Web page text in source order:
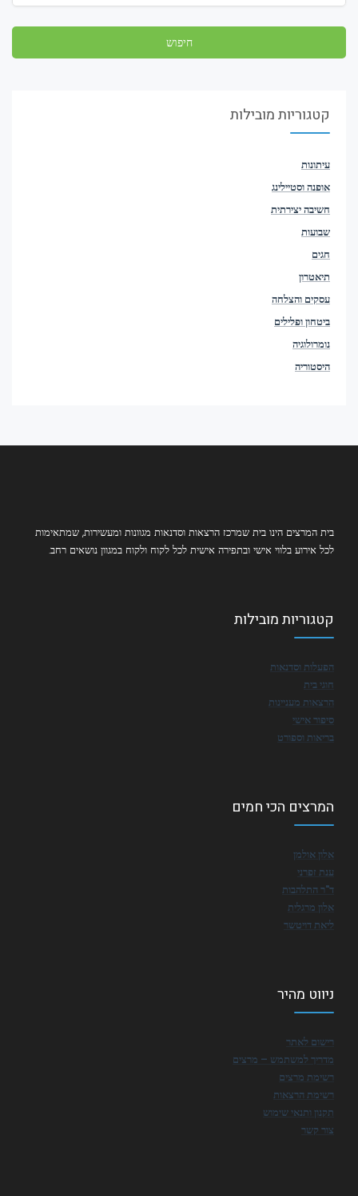
קטגוריות מובילות
עיתונות
אופנה וסטיילינג
חשיבה יצירתית
שבועות
חגים
תיאטרון
עסקים והצלחה
ביטחון ופלילים
נומרולוגיה
היסטוריה
בית המרצים הינו בית שמרכז הרצאות וסדנאות מגוונות ומעשירות, שמתאימות
לכל אירוע בלווי אישי ובתפירה אישית לכל לקוח ולקוח במגוון נושאים רחב.
קטגוריות מובילות
הפעלות וסדנאות
חוגי בית
הרצאות מעניינות
סיפור אישי
בריאות וספורט
המרצים הכי חמים
אלון אולמן
ענת זפרני
ד"ר התלהבות
אלון מרגלית
ליאת דויטשר
ניווט מהיר
רישום לאתר
מדריך למשתמש – מרצים
רשימת מרצים
רשימת הרצאות
תקנון ותנאי שימוש
צור קשר